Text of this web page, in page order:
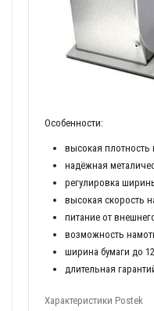
Особенности:
высокая плотность
надёжная
регулировка
высокая скорость
питание от
возможность
ширина бумаги до
длительная
Характеристики Postek